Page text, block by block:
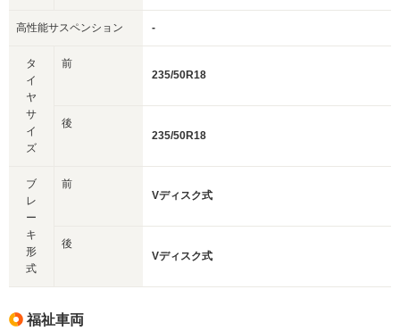
高性能サスペンション -
タ
イ
ヤ
サ
イ
ズ
前
235/50R18
後
235/50R18
ブ
レ
ー
キ
形
式
前
Vディスク式
後
Vディスク式
福祉車両